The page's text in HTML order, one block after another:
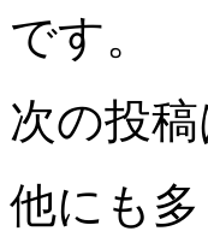
です。
次の投稿
他にも